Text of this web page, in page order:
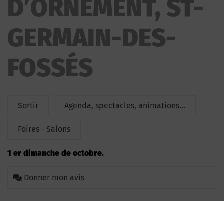
D’ORNEMENT, ST-
GERMAIN-DES-
FOSSÉS
Sortir Agenda, spectacles, animations...
Foires - Salons
1 er dimanche de octobre.
Donner mon avis